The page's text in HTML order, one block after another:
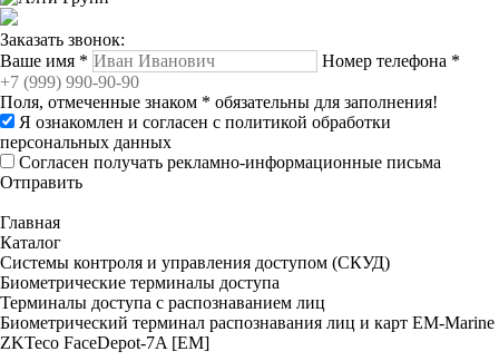
Заказать звонок:
Ваше имя * Номер телефона *
Поля, отмеченные знаком * обязательны для заполнения!
Я ознакомлен и согласен с политикой обработки
персональных данных
Согласен получать рекламно-информационные письма
Отправить
Главная
Каталог
Системы контроля и управления доступом (СКУД)
Биометрические терминалы доступа
Терминалы доступа с распознаванием лиц
Биометрический терминал распознавания лиц и карт EM-Marine
ZKTeco FaceDepot-7A [EM]